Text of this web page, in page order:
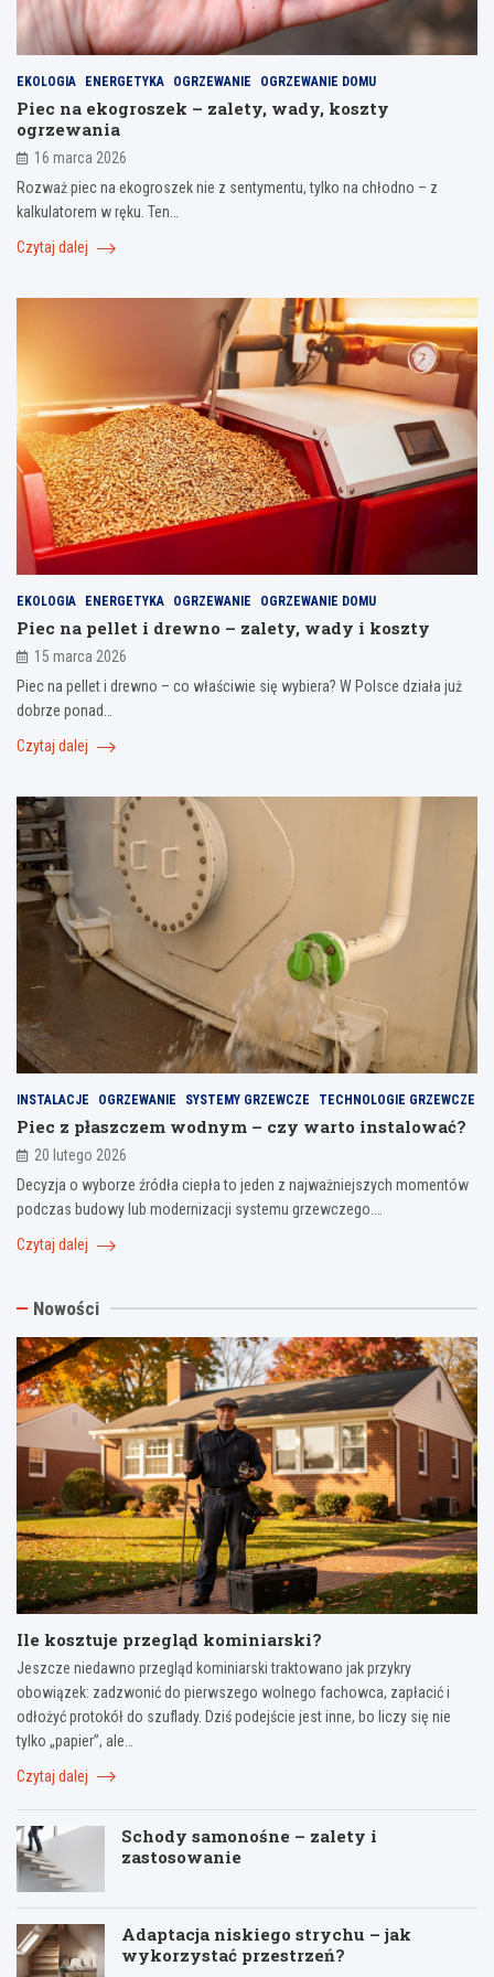
EKOLOGIA ENERGETYKA OGRZEWANIE OGRZEWANIE DOMU
Piec na ekogroszek – zalety, wady, koszty
ogrzewania
16 marca 2026
Rozważ piec na ekogroszek nie z sentymentu, tylko na chłodno – z
kalkulatorem w ręku. Ten…
Czytaj dalej
EKOLOGIA ENERGETYKA OGRZEWANIE OGRZEWANIE DOMU
Piec na pellet i drewno – zalety, wady i koszty
15 marca 2026
Piec na pellet i drewno – co właściwie się wybiera? W Polsce działa już
dobrze ponad…
Czytaj dalej
INSTALACJE OGRZEWANIE SYSTEMY GRZEWCZE TECHNOLOGIE GRZEWCZE
Piec z płaszczem wodnym – czy warto instalować?
20 lutego 2026
Decyzja o wyborze źródła ciepła to jeden z najważniejszych momentów
podczas budowy lub modernizacji systemu grzewczego.…
Czytaj dalej
Nowości
Ile kosztuje przegląd kominiarski?
Jeszcze niedawno przegląd kominiarski traktowano jak przykry
obowiązek: zadzwonić do pierwszego wolnego fachowca, zapłacić i
odłożyć protokół do szuflady. Dziś podejście jest inne, bo liczy się nie
tylko „papier”, ale…
Czytaj dalej
Schody samonośne – zalety i
zastosowanie
Adaptacja niskiego strychu – jak
wykorzystać przestrzeń?